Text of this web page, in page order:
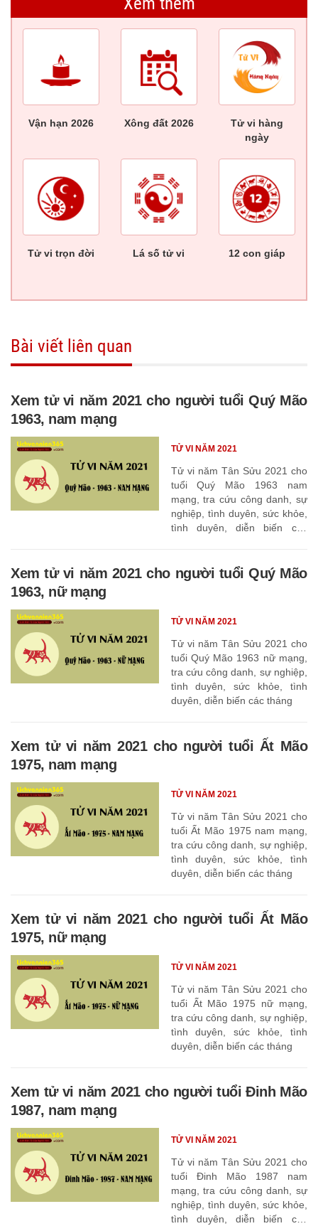
Vận hạn 2026 Xông đất 2026
Tử vi hàng
ngày
Tử vi trọn đời Lá số tử vi 12 con giáp
Bài viết liên quan
Xem tử vi năm 2021 cho người tuổi Quý Mão
1963, nam mạng
Tử vi năm Tân Sửu 2021 cho
tuổi Quý Mão 1963 nam
mạng, tra cứu công danh, sự
nghiệp, tình duyên, sức khỏe,
tình duyên, diễn biến các
TỬ VI NĂM 2021
Xem tử vi năm 2021 cho người tuổi Quý Mão
1963, nữ mạng
Tử vi năm Tân Sửu 2021 cho
tuổi Quý Mão 1963 nữ mạng,
tra cứu công danh, sự nghiệp,
tình duyên, sức khỏe, tình
duyên, diễn biến các tháng
TỬ VI NĂM 2021
Xem tử vi năm 2021 cho người tuổi Ất Mão
1975, nam mạng
Tử vi năm Tân Sửu 2021 cho
tuổi Ất Mão 1975 nam mạng,
tra cứu công danh, sự nghiệp,
tình duyên, sức khỏe, tình
duyên, diễn biến các tháng
TỬ VI NĂM 2021
Xem tử vi năm 2021 cho người tuổi Ất Mão
1975, nữ mạng
Tử vi năm Tân Sửu 2021 cho
tuổi Ất Mão 1975 nữ mạng,
tra cứu công danh, sự nghiệp,
tình duyên, sức khỏe, tình
duyên, diễn biến các tháng
TỬ VI NĂM 2021
Xem tử vi năm 2021 cho người tuổi Đinh Mão
1987, nam mạng
Tử vi năm Tân Sửu 2021 cho
tuổi Đinh Mão 1987 nam
mạng, tra cứu công danh, sự
nghiệp, tình duyên, sức khỏe,
tình duyên, diễn biến các
TỬ VI NĂM 2021